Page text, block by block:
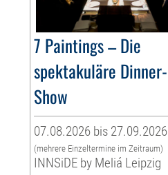
7 Paintings – Die
spektakuläre Dinner-
Show
07.08.2026 bis 27.09.2026
(mehrere Einzeltermine im Zeitraum)
INNSiDE by Meliá Leipzig